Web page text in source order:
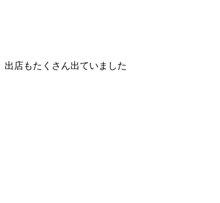
出店もたくさん出ていました